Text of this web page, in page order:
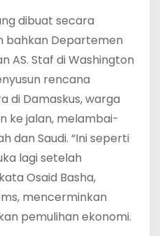
dibuat secara
bahkan Departemen
AS. Staf di Washington
rencana
di Damaskus, warga
ke jalan, melambai-
dan Saudi. “Ini seperti
lagi setelah
Osaid Basha,
mencerminkan
pemulihan ekonomi.